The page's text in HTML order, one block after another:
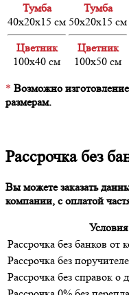
Тумба
40х20х15 см
Цветник
100х40 см
Тумба
50х20х15 см
Цветник
100х50 см
* Возможно
размерам.
Рассрочка без
Вы можете заказать
компании, с оплатой
Условия
Рассрочка без банков от
Рассрочка без
Рассрочка без справок о